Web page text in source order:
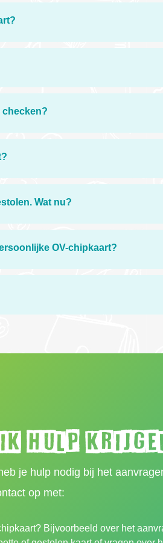
checken?
Wat nu?
OV-chipkaart?
hulp
je hulp nodig bij het
op met:
Bijvoorbeeld over het